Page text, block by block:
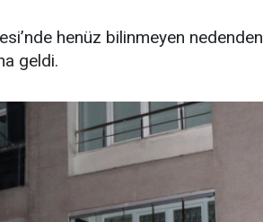
henüz bilinmeyen nedenden
geldi.